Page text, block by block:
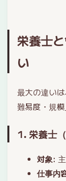
栄養士
い
最大の違い
難易度・規模
1. 栄養士
対象:
仕事内